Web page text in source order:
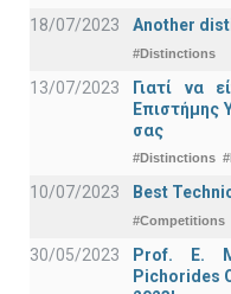
18/07/2023 Another
#Distinctions
13/07/2023
Γιατί να
Επιστήμης
σας
#Distinctions
10/07/2023 Best
#Competitions
30/05/2023
Prof. E.
Pichorides